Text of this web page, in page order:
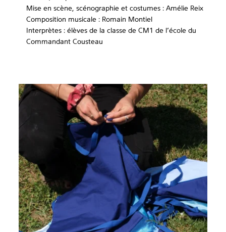
Mise en scène, scénographie et costumes : Amélie Reix
Composition musicale : Romain Montiel
Interprètes : élèves de la classe de CM1 de l’école du
Commandant Cousteau